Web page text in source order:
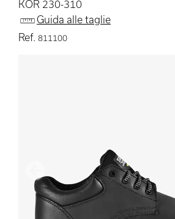
KOR 230-310
Guida alle taglie
Ref. 811100
Precedente